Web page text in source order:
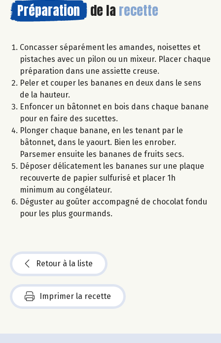
Préparation de la recette
Concasser séparément les amandes, noisettes et
pistaches avec un pilon ou un mixeur. Placer chaque
préparation dans une assiette creuse.
Peler et couper les bananes en deux dans le sens
de la hauteur.
Enfoncer un bâtonnet en bois dans chaque banane
pour en faire des sucettes.
Plonger chaque banane, en les tenant par le
bâtonnet, dans le yaourt. Bien les enrober.
Parsemer ensuite les bananes de fruits secs.
Déposer délicatement les bananes sur une plaque
recouverte de papier sulfurisé et placer 1h
minimum au congélateur.
Déguster au goûter accompagné de chocolat fondu
pour les plus gourmands.
Retour à la liste
Imprimer la recette